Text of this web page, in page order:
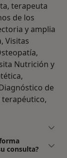
terapeuta
de los
y amplia
Visitas
Nutrición y
de
terapéutico,
consulta?